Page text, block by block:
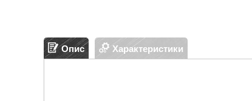
Опис Характеристики